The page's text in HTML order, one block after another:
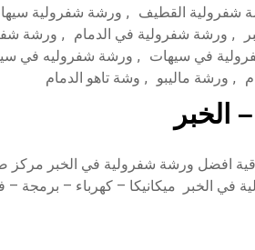
شفرولية القطيف , ورشة شفرولية
, ورشة شفرولية في الدمام , ورشة
في سيهات , ورشة شفروليه في
, ورشة ماليبو , وشة تاهو الدمام
افضل ورشة شفرولية في الخبر مركز
في الخبر ميكانيكا – كهرباء – برمجة